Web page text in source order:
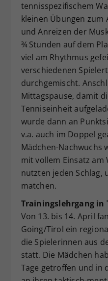
tennisspezifischem
kleinen Übungen zum
und Anreizen der
¾ Stunden auf dem
viel am Rhythmus
verschiedenen
durchgemischt.
Mittagspause, damit
Tenniseinheit
wurde dann an
v.a. auch im Doppel
Mädchen-Nachwuchs
mit vollem Einsatz am
nutzten jeden Schlag,
matchen.
Trainingslehrgang in
Von 13. bis 14. April
Going/Tirol ein
die Spielerinnen aus
statt. Die Mädchen
Tage getroffen und in